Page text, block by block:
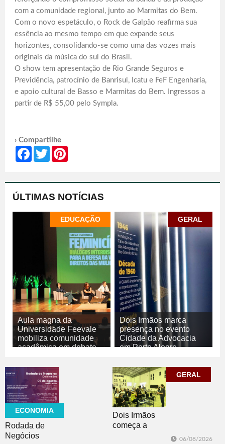
com a comunidade regional, junto ao Marmitas do Bem.
Com o novo espetáculo, o Rock de Galpão reafirma sua
essência ao mesmo tempo em que expande seus
horizontes, consolidando-se como uma das vozes mais
originais da música do sul do Brasil.
O show tem apresentação de Rio Grande Seguros e
Previdência, patrocínio de Banrisul, Icatu e FeF Engenharia,
e apoio cultural de Basso e Marmitas do Bem. Ingressos a
partir de R$ 55,00 pelo Sympla.
› Compartilhe
FacebookTwitter
ÚLTIMAS NOTÍCIAS
EDUCAÇÃO
Aula magna da
Universidade Feevale
mobiliza comunidade
acadêmica em debate
06/08/2026
EDUCAÇÃO
GERAL
Dois Irmãos marca
presença no evento
Cidade da Advocacia
em Porto Alegre
ECONOMIA
Rodada de
Negócios
GERAL
Dois Irmãos
começa a
06/08/2026